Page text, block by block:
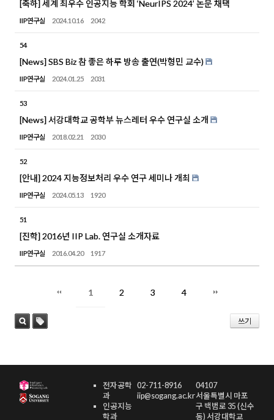
[축하] 세계 최우수 인공지능 학회 ‘NeurIPS 2024’ 논문 채택
IIP연구실 2024.10.16 2042
54
[News] SBS Biz 참 좋은 하루 방송 출연(박형민 교수)
IIP연구실 2024.01.25 2031
53
[News] 서강대학교 공학부 뉴스레터 우수 연구실 소개
IIP연구실 2018.02.21 2030
52
[안내] 2024 지능정보처리 우수 연구 세미나 개최
IIP연구실 2024.05.13 1920
51
[진학] 2016년 IIP Lab. 연구실 소개자료
IIP연구실 2016.04.20 1917
1 2 3 4
쓰기
전자공학
과
인공지능
학과
02-711-8916
iip@sogang.ac.kr
04107
서울특별시 마포
구 백범로 35 (신수
동) 서강대학교